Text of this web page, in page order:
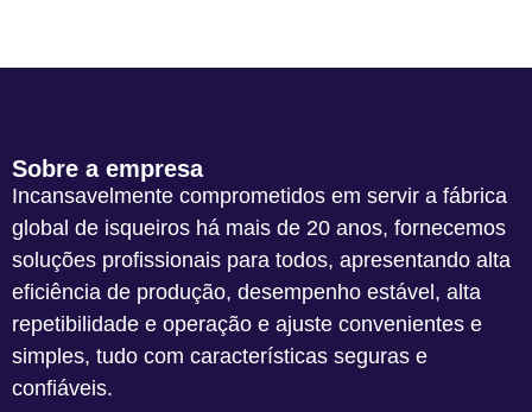
Sobre a empresa
Incansavelmente comprometidos em servir a fábrica
global de isqueiros há mais de 20 anos, fornecemos
soluções profissionais para todos, apresentando alta
eficiência de produção, desempenho estável, alta
repetibilidade e operação e ajuste convenientes e
simples, tudo com características seguras e
confiáveis.